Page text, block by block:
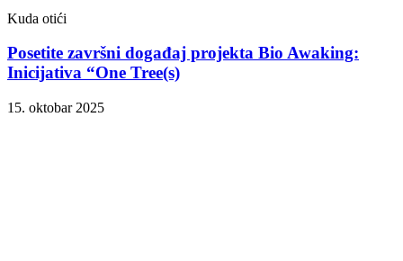
Kuda otići
Posetite završni događaj projekta Bio Awaking:
Inicijativa “One Tree(s)
15. oktobar 2025